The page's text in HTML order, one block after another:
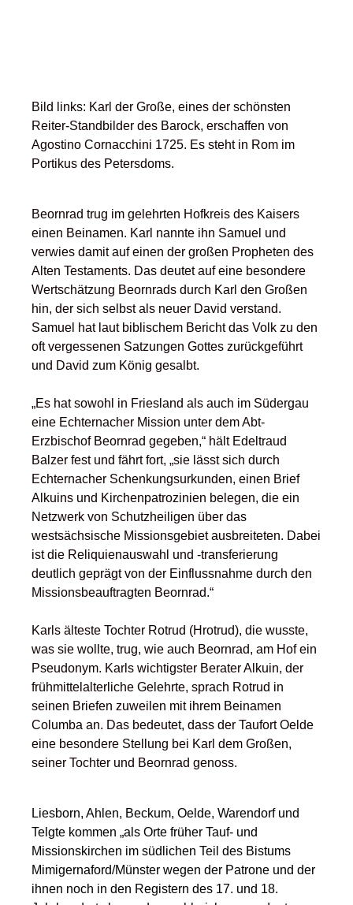
Bild links: Karl der Große, eines der schönsten
Reiter-Standbilder des Barock, erschaffen von
Agostino Cornacchini 1725. Es steht in Rom im
Portikus des Petersdoms.
Beornrad trug im gelehrten Hofkreis des Kaisers
einen Beinamen. Karl nannte ihn Samuel und
verwies damit auf einen der großen Propheten des
Alten Testaments. Das deutet auf eine besondere
Wertschätzung Beornrads durch Karl den Großen
hin, der sich selbst als neuer David verstand.
Samuel hat laut biblischem Bericht das Volk zu den
oft vergessenen Satzungen Gottes zurückgeführt
und David zum König gesalbt.
„Es hat sowohl in Friesland als auch im Südergau
eine Echternacher Mission unter dem Abt-
Erzbischof Beornrad gegeben,“ hält Edeltraud
Balzer fest und fährt fort, „sie lässt sich durch
Echternacher Schenkungsurkunden, einen Brief
Alkuins und Kirchenpatrozinien belegen, die ein
Netzwerk von Schutzheiligen über das
westsächsische Missionsgebiet ausbreiteten. Dabei
ist die Reliquienauswahl und -transferierung
deutlich geprägt von der Einflussnahme durch den
Missionsbeauftragten Beornrad.“
Karls älteste Tochter Rotrud (Hrotrud), die wusste,
was sie wollte, trug, wie auch Beornrad, am Hof ein
Pseudonym. Karls wichtigster Berater Alkuin, der
frühmittelalterliche Gelehrte, sprach Rotrud in
seinen Briefen zuweilen mit ihrem Beinamen
Columba an. Das bedeutet, dass der Taufort Oelde
eine besondere Stellung bei Karl dem Großen,
seiner Tochter und Beornrad genoss.
Liesborn, Ahlen, Beckum, Oelde, Warendorf und
Telgte kommen „als Orte früher Tauf- und
Missionskirchen im südlichen Teil des Bistums
Mimigernaford/Münster wegen der Patrone und der
ihnen noch in den Registern des 17. und 18.